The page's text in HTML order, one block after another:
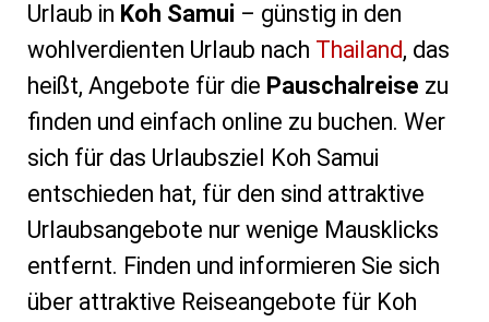
Urlaub in Koh Samui – günstig in den
wohlverdienten Urlaub nach Thailand, das
heißt, Angebote für die Pauschalreise zu
finden und einfach online zu buchen. Wer
sich für das Urlaubsziel Koh Samui
entschieden hat, für den sind attraktive
Urlaubsangebote nur wenige Mausklicks
entfernt. Finden und informieren Sie sich
über attraktive Reiseangebote für Koh